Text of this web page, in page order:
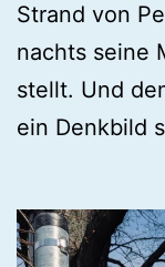
Strand von
nachts seine
stellt. Und
ein Denkbild